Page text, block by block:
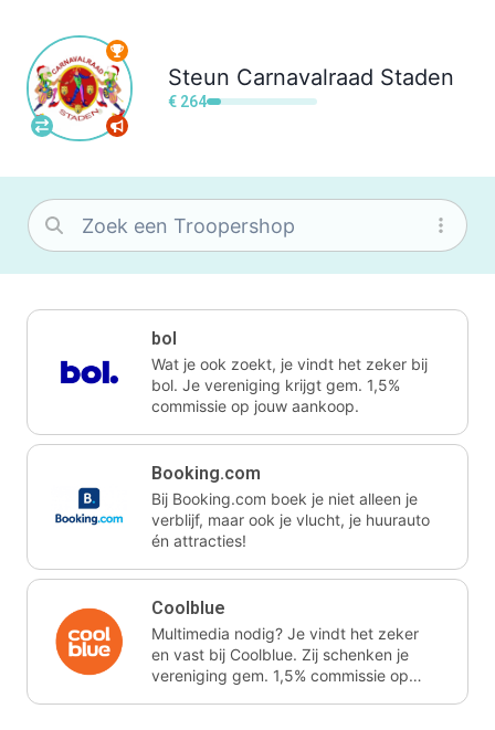
Steun Carnavalraad Staden
€ 264
bol
Wat je ook zoekt, je vindt het zeker bij
bol. Je vereniging krijgt gem. 1,5%
commissie op jouw aankoop.
Booking.com
Bij Booking.com boek je niet alleen je
verblijf, maar ook je vlucht, je huurauto
én attracties!
Coolblue
Multimedia nodig? Je vindt het zeker
en vast bij Coolblue. Zij schenken je
vereniging gem. 1,5% commissie op